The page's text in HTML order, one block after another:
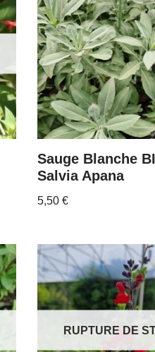
Sauge Blanche
Salvia Apana
5,50 €
RUPTURE DE